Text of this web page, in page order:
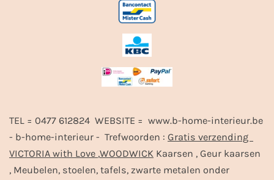
TEL = 0477 612824 WEBSITE = www.b-home-interieur.be
- b-home-interieur - Trefwoorden : Gratis verzending
VICTORIA with Love ,WOODWICK Kaarsen , Geur kaarsen
, Meubelen, stoelen, tafels, zwarte metalen onder